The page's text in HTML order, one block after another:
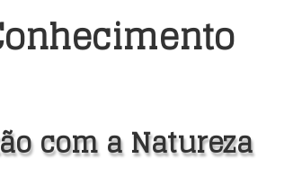
com a Natureza